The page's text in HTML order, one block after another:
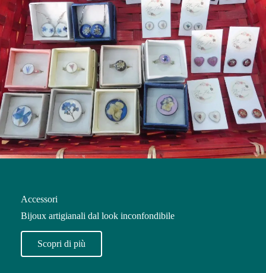
Accessori
Bijoux artigianali dal look inconfondibile
Scopri di più